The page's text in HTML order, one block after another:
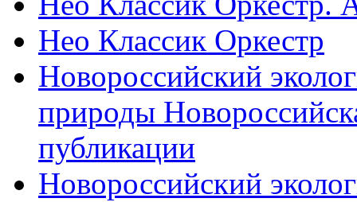
Нео Классик Оркестр
Новороссийский
природы
публикации
Новороссийский